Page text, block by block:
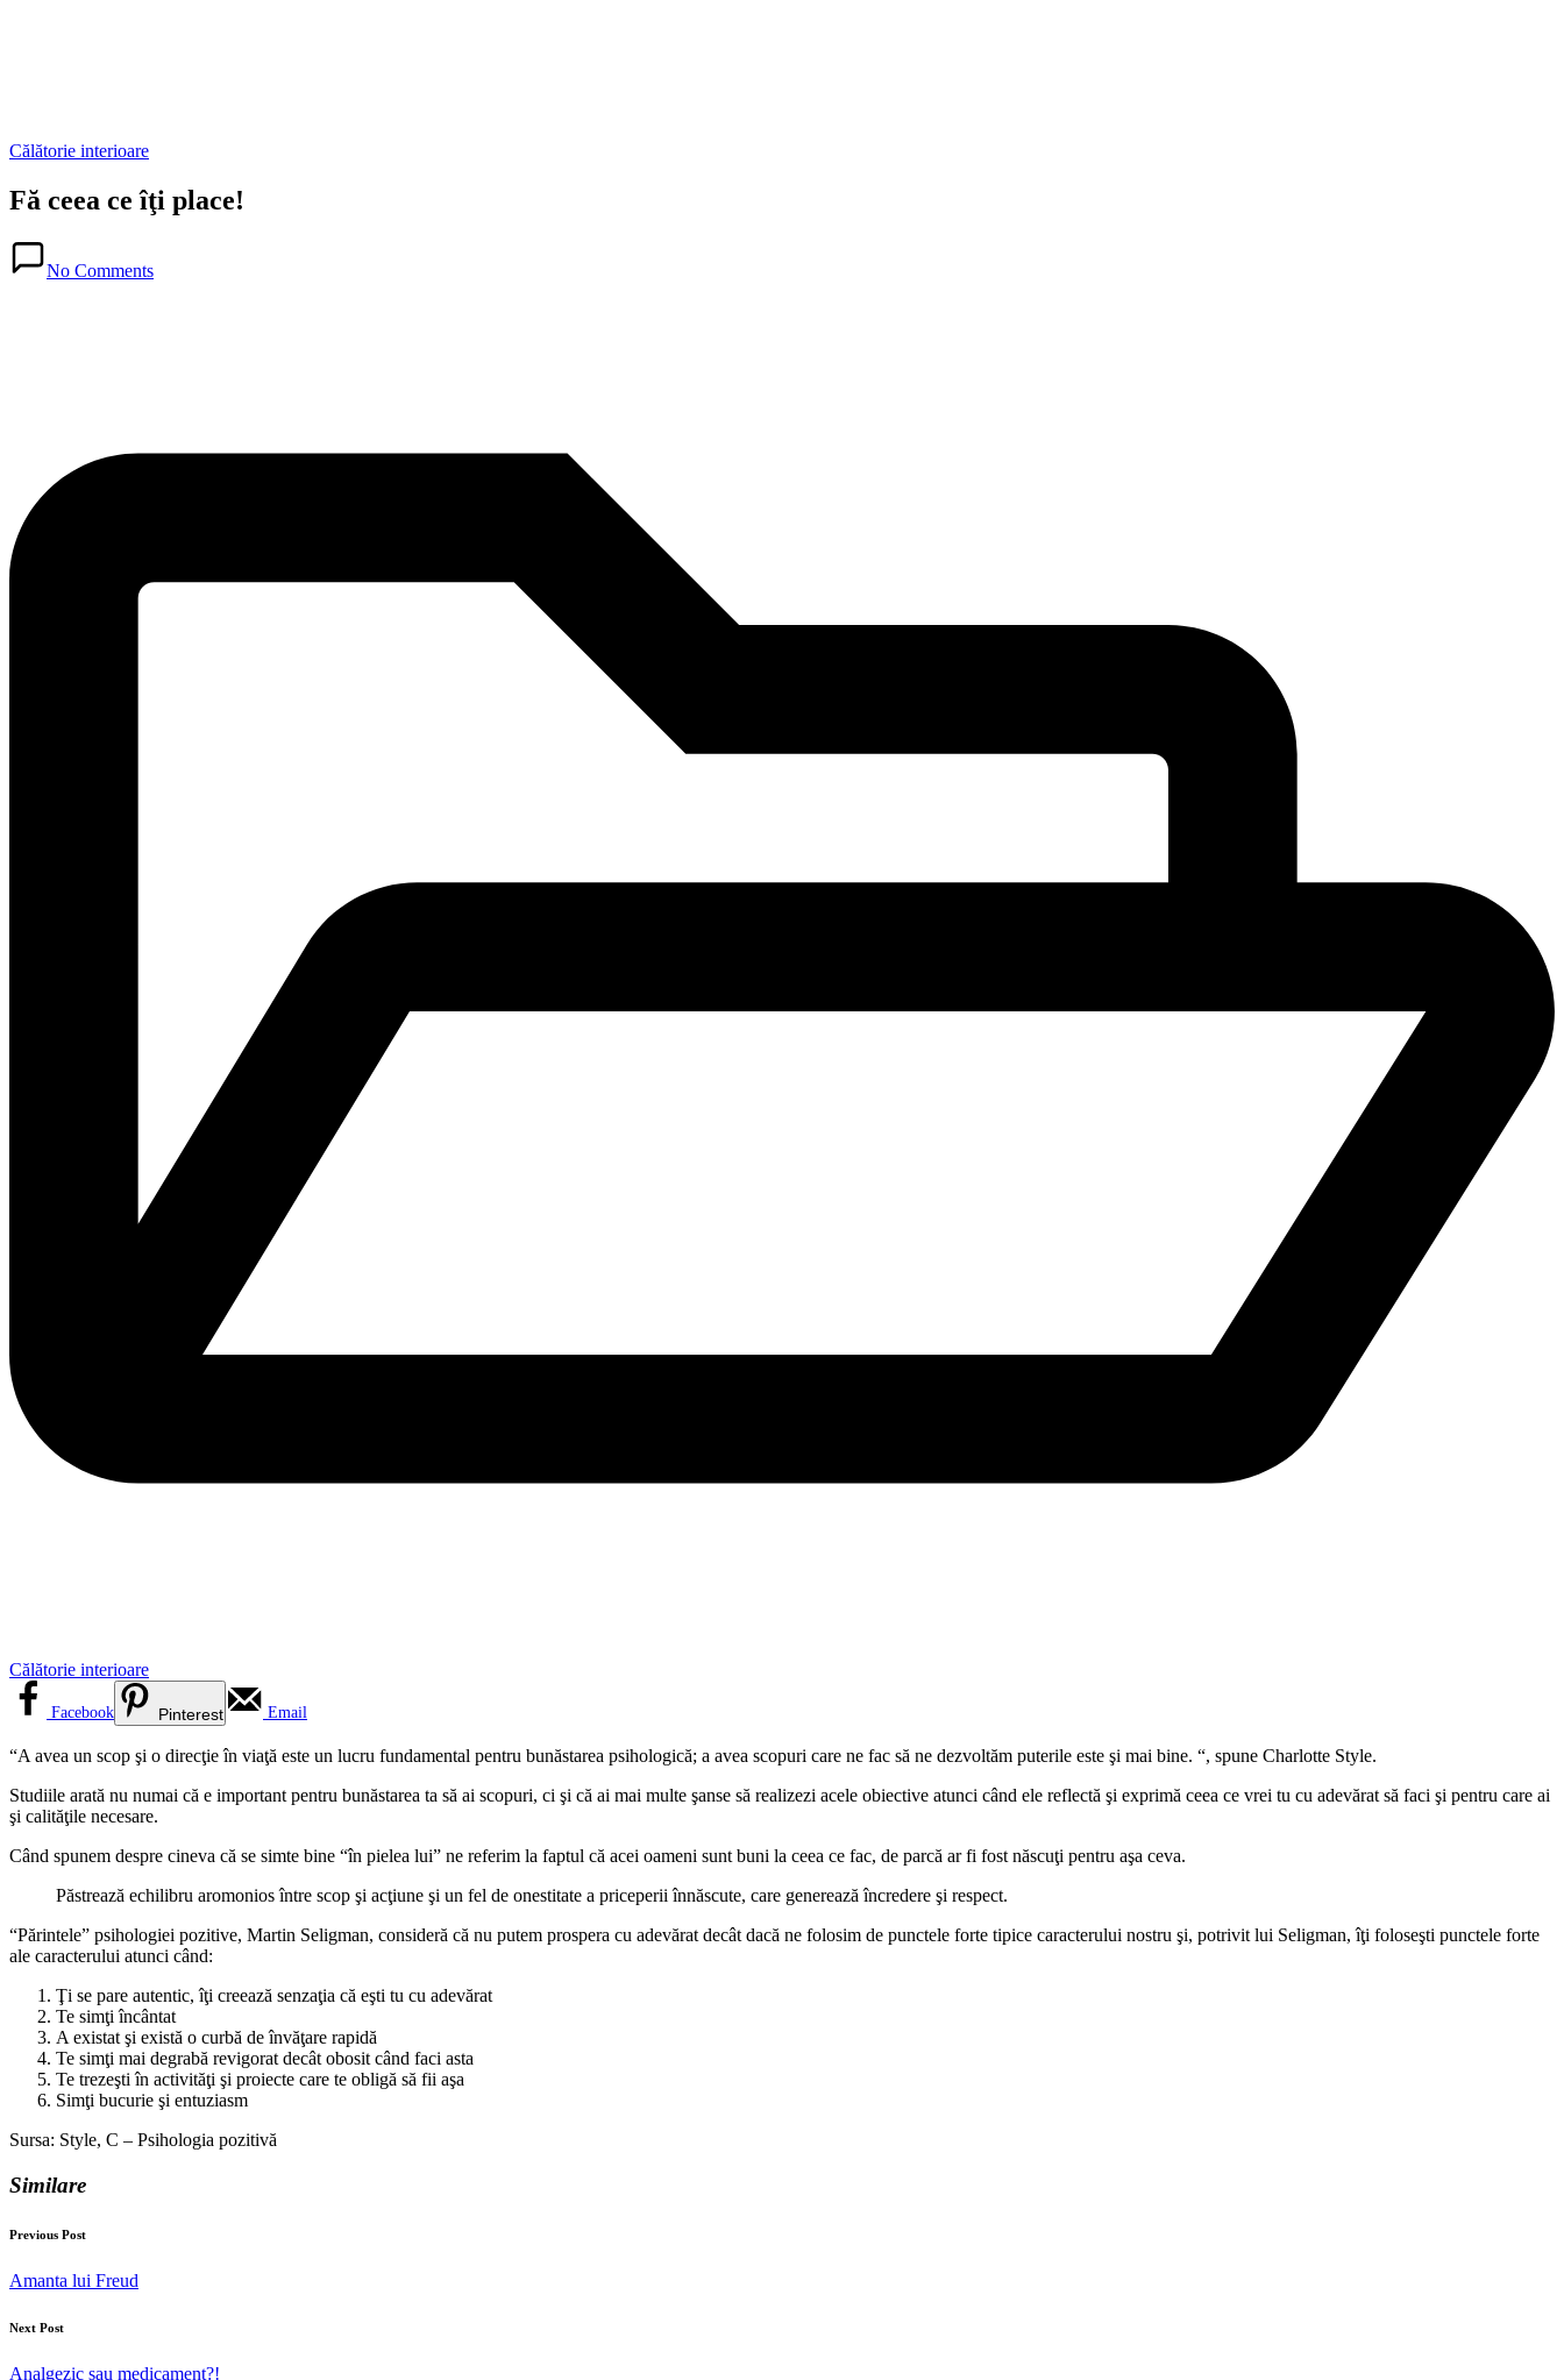
Posted
Călătorie interioare
Fă ceea ce îţi place!
No Commentsin
Călătorie interioare
Facebook Pinterest Email
“A avea un scop şi o direcţie în viaţă este un lucru fundamental pentru bunăstarea psihologică; a avea scopuri care ne fac să ne dezvoltăm puterile este şi mai bine. “, spune Charlotte Style.
Studiile arată nu numai că e important pentru bunăstarea ta să ai scopuri, ci şi că ai mai multe şanse să realizezi acele obiective atunci când ele reflectă şi exprimă ceea ce vrei tu cu adevărat să faci şi pentru care ai
şi calităţile necesare.
Când spunem despre cineva că se simte bine “în pielea lui” ne referim la faptul că acei oameni sunt buni la ceea ce fac, de parcă ar fi fost născuţi pentru aşa ceva.
Păstrează echilibru aromonios între scop şi acţiune şi un fel de onestitate a priceperii înnăscute, care generează încredere şi respect.
“Părintele” psihologiei pozitive, Martin Seligman, consideră că nu putem prospera cu adevărat decât dacă ne folosim de punctele forte tipice caracterului nostru şi, potrivit lui Seligman, îţi foloseşti punctele forte
ale caracterului atunci când:
Ţi se pare autentic, îţi creează senzaţia că eşti tu cu adevărat
Te simţi încântat
A existat şi există o curbă de învăţare rapidă
Te simţi mai degrabă revigorat decât obosit când faci asta
Te trezeşti în activităţi şi proiecte care te obligă să fii aşa
Simţi bucurie şi entuziasm
Sursa: Style, C – Psihologia pozitivă
Similare
Post
navigation
Previous Post
Amanta lui Freud
Next Post
Analgezic sau medicament?!